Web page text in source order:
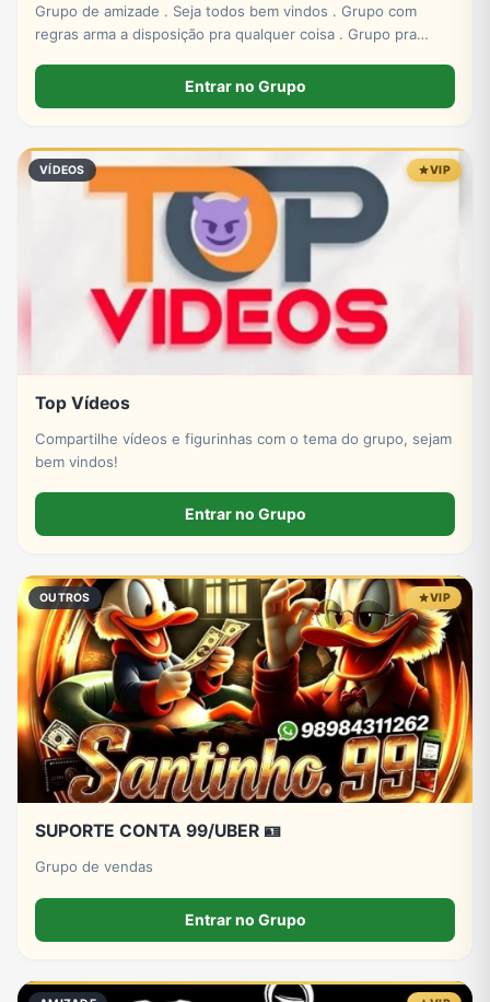
Grupo de amizade . Seja todos bem vindos . Grupo com
regras arma a disposição pra qualquer coisa . Grupo pra
Entrar no Grupo
VÍDEOS VIP
Top Vídeos
Compartilhe vídeos e figurinhas com o tema do grupo, sejam
bem vindos!
Entrar no Grupo
OUTROS VIP
SUPORTE CONTA 99/UBER 🪪
Grupo de vendas
Entrar no Grupo